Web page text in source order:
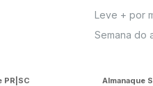
Leve + por
Semana do
PR|SC Almanaque